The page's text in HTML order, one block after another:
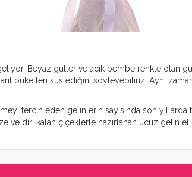
Beyaz güller ve açık pembe renkte olan
buketleri süslediğini söyleyebiliriz. Aynı
tercih eden gelinlerin sayısında son
ve diri kalan çiçeklerle hazırlanan ucuz gelin